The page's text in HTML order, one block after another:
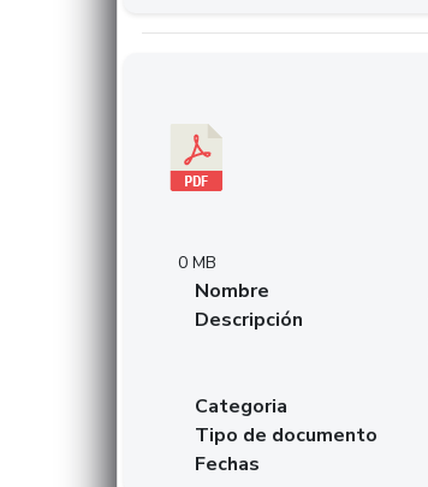
0 MB
Nombre
Descripción
Categoria
Tipo de documento
Fechas